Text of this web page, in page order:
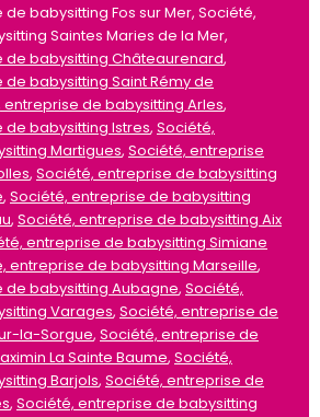
babysitting Fos sur Mer, Société,
Saintes Maries de la Mer,
de babysitting Châteaurenard,
babysitting Saint Rémy de
entreprise de babysitting Arles,
babysitting Istres, Société,
Martigues, Société, entreprise
, Société, entreprise de babysitting
, Société, entreprise de babysitting
, Société, entreprise de babysitting Aix
entreprise de babysitting Simiane
entreprise de babysitting Marseille,
de babysitting Aubagne, Société,
Varages, Société, entreprise de
la-Sorgue, Société, entreprise de
La Sainte Baume, Société,
Barjols, Société, entreprise de
, Société, entreprise de babysitting